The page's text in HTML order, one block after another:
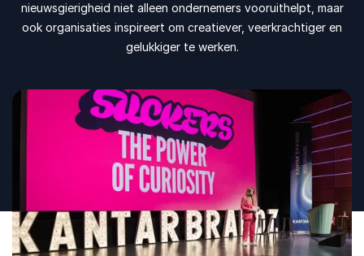
nieuwsgierigheid niet alleen ondernemers vooruithelpt, maar
ook organisaties inspireert om creatiever, veerkrachtiger en
gelukkiger te werken.